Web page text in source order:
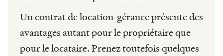
Un contrat de location-gérance présente des
avantages autant pour le propriétaire que
pour le locataire. Prenez toutefois quelques